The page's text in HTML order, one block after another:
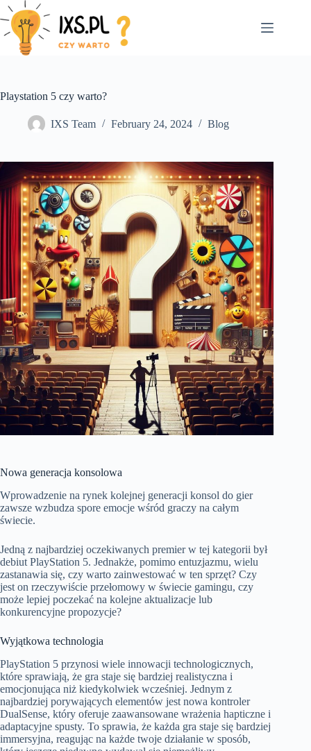
Skip
to
content
Playstation 5 czy warto?
IXS Team February 24, 2024 Blog
Nowa generacja konsolowa
Wprowadzenie na rynek kolejnej generacji konsol do gier
zawsze wzbudza spore emocje wśród graczy na całym
świecie.
Jedną z najbardziej oczekiwanych premier w tej kategorii był
debiut PlayStation 5. Jednakże, pomimo entuzjazmu, wielu
zastanawia się, czy warto zainwestować w ten sprzęt? Czy
jest on rzeczywiście przełomowy w świecie gamingu, czy
może lepiej poczekać na kolejne aktualizacje lub
konkurencyjne propozycje?
Wyjątkowa technologia
PlayStation 5 przynosi wiele innowacji technologicznych,
które sprawiają, że gra staje się bardziej realistyczna i
emocjonująca niż kiedykolwiek wcześniej. Jednym z
najbardziej porywających elementów jest nowa kontroler
DualSense, który oferuje zaawansowane wrażenia hapticzne i
adaptacyjne spusty. To sprawia, że każda gra staje się bardziej
immersyjna, reagując na każde twoje działanie w sposób,